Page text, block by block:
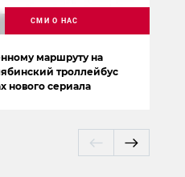
маршруту на
троллейбус
нового сериала
СМИ О НАС